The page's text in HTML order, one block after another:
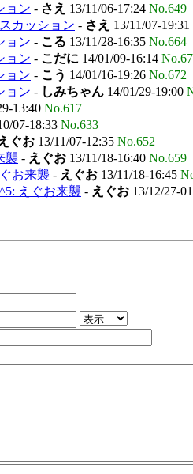
ョン - さえ 13/11/06-17:24 No.649
カッション - さえ 13/11/07-19:31
ョン - こる 13/11/28-16:35 No.664
ョン - こだに 14/01/09-16:14
ョン - こう 14/01/16-19:26 No.672
ョン - しみちゃん 14/01/29-19:00
13:40 No.617
07-18:33 No.633
ぐお 13/11/07-12:35 No.652
襲 - えぐお 13/11/18-16:40 No.659
お来襲 - えぐお 13/11/18-16:45
えぐお来襲 - えぐお 13/12/27-